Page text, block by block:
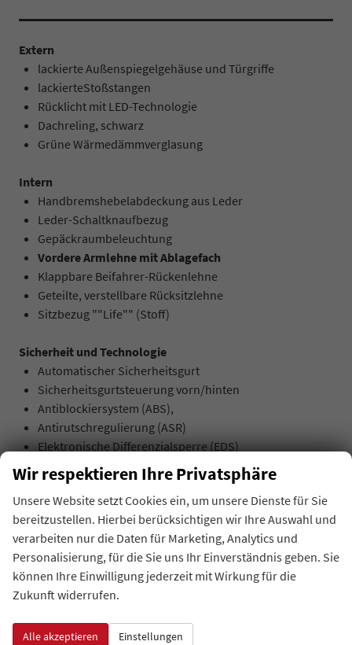
Extern
lackierte Außenspiegelgehäuse und Türgriffe
lackierteStoßstangen
Rücklicht mit LED-Technologie
Dachreling, schwarz
Grüne Wärmedämmverglasung
Intern
Handbremshebelabdeckung aus Leder
Leder-Schaltknaufbezug
Gepäckraumbeleuchtung
Vordere Armlehne mit Ablagefach
Klappbare Beifahrer-Rückenlehne
Geteilte, verstellbare Rücksitzlehne
Sitzbezug ""Life"" (Stoff)
Sicherheit und Technologie
Automatischer Sicherheitsgurt
Sicherheitsgurtsteuerung vorn/hinten
Antiblockiersystem (ABS),
Antirutschregulierung (ASR)
Elektronische Differenzialsperre (EDS)
Elektronische Wegfahrsperre
Elektronisches Stabilitätsprogramm (ESP),
Brems-/Berganfahrhilfe
Müdigkeitssensor
Hintere Kopfstütze (3 Stück)
Kopfstützen vorne
Front Assist, City-Notbremsfunktion
Kopfairbags vorn/hinten
Wanderassistent
Wir respektieren Ihre Privatsphäre
Unsere Website setzt Cookies ein, um unsere Dienste für Sie
bereitzustellen. Hierbei berücksichtigen wir Ihre Auswahl und
verarbeiten nur die Daten für Marketing, Analytics und
Personalisierung, für die Sie uns Ihr Einverständnis geben. Sie
können Ihre Einwilligung jederzeit mit Wirkung für die
Zukunft widerrufen.
Alle akzeptieren Einstellungen